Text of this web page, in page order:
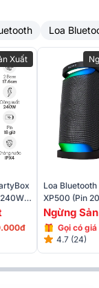
tại Bảo Châu
Loa
Xuất
Loa
XP500 (Pin
Đèn Led)
Ngừng
Gọi có
Nam
4.7 (24)